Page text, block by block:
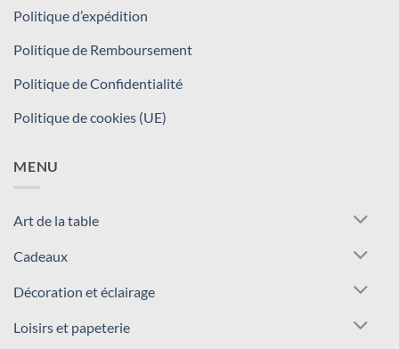
Politique d’expédition
Politique de Remboursement
Politique de Confidentialité
Politique de cookies (UE)
MENU
Art de la table
Cadeaux
Décoration et éclairage
Loisirs et papeterie